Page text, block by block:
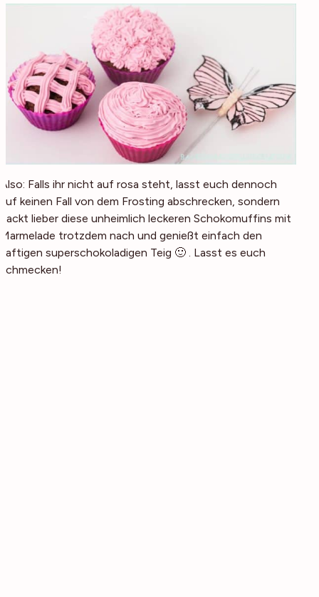
Also: Falls ihr nicht auf rosa steht, lasst euch dennoch
auf keinen Fall von dem Frosting abschrecken, sondern
backt lieber diese unheimlich leckeren Schokomuffins mit
Marmelade trotzdem nach und genießt einfach den
saftigen superschokoladigen Teig 🙂 . Lasst es euch
schmecken!